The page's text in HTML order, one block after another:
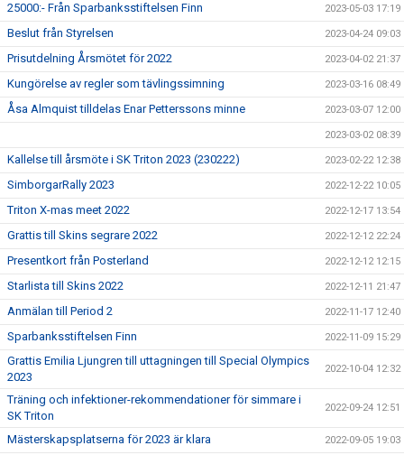
25000:- Från Sparbanksstiftelsen Finn 2023-05-03 17:19
Beslut från Styrelsen 2023-04-24 09:03
Prisutdelning Årsmötet för 2022 2023-04-02 21:37
Kungörelse av regler som tävlingssimning 2023-03-16 08:49
Åsa Almquist tilldelas Enar Petterssons minne 2023-03-07 12:00
2023-03-02 08:39
Kallelse till årsmöte i SK Triton 2023 (230222) 2023-02-22 12:38
SimborgarRally 2023 2022-12-22 10:05
Triton X-mas meet 2022 2022-12-17 13:54
Grattis till Skins segrare 2022 2022-12-12 22:24
Presentkort från Posterland 2022-12-12 12:15
Starlista till Skins 2022 2022-12-11 21:47
Anmälan till Period 2 2022-11-17 12:40
Sparbanksstiftelsen Finn 2022-11-09 15:29
Grattis Emilia Ljungren till uttagningen till Special Olympics
2023
2022-10-04 12:32
Träning och infektioner-rekommendationer för simmare i
SK Triton
2022-09-24 12:51
Mästerskapsplatserna för 2023 är klara 2022-09-05 19:03